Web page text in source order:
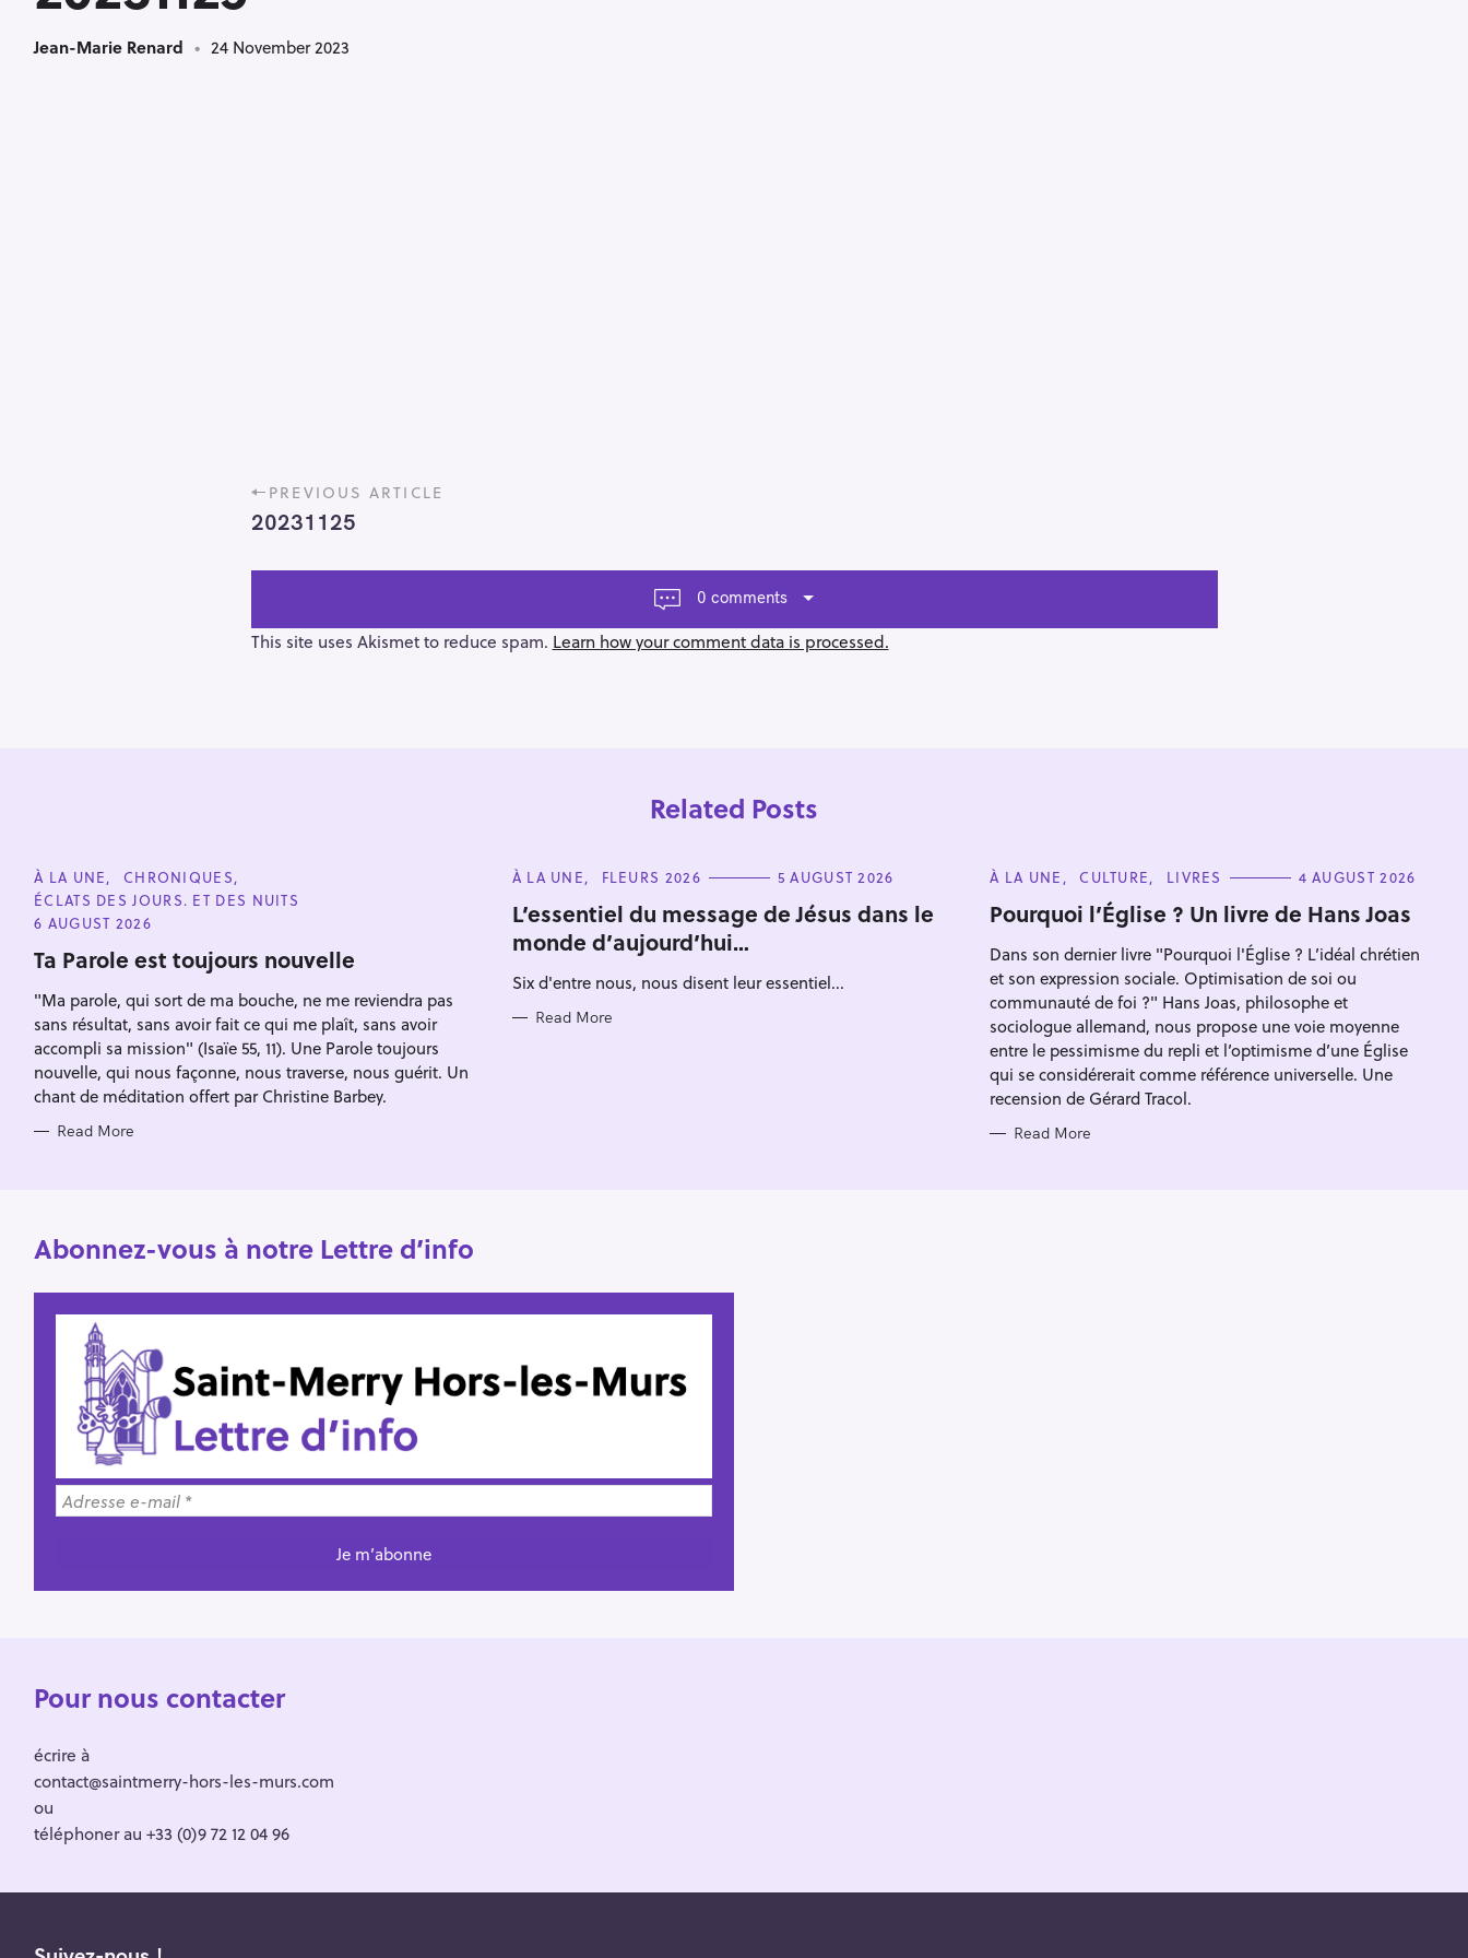
Jean-Marie Renard 24 November 2023
P
o
s
t
v
PREVIOUS ARTICLE
20231125
0 comments
This site uses Akismet to reduce spam. Learn how your comment data is processed.
Related Posts
C
A
T
E
O
R
E
S
À LA UNE
CHRONIQUES
ÉCLATS DES JOURS. ET DES NUITS
6 AUGUST 2026
Ta Parole est toujours nouvelle
"Ma parole, qui sort de ma bouche, ne me reviendra pas
sans résultat, sans avoir fait ce qui me plaît, sans avoir
accompli sa mission" (Isaïe 55, 11). Une Parole toujours
nouvelle, qui nous façonne, nous traverse, nous guérit. Un
chant de méditation offert par Christine Barbey.
Read More
C
T
E
G
O
I
S
À LA UNE FLEURS 2026 5 AUGUST 2026
L’essentiel du message de Jésus dans le
monde d’aujourd’hui…
Six d'entre nous, nous disent leur essentiel...
Read More
C
T
E
O
R
I
E
S
À LA UNE CULTURE LIVRES 4 AUGUST 2026
Pourquoi l’Église ? Un livre de Hans Joas
Dans son dernier livre "Pourquoi l'Église ? L’idéal chrétien
et son expression sociale. Optimisation de soi ou
communauté de foi ?" Hans Joas, philosophe et
sociologue allemand, nous propose une voie moyenne
entre le pessimisme du repli et l’optimisme d’une Église
qui se considérerait comme référence universelle. Une
recension de Gérard Tracol.
Read More
Abonnez-vous à notre Lettre d’info
Pour nous contacter
écrire à
contact@saintmerry-hors-les-murs.com
ou
téléphoner au +33 (0)9 72 12 04 96
a
r
h
f
o
r
: